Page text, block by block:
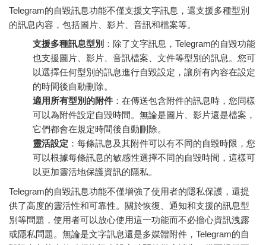
Telegram的自毀訊息功能不僅支援文字訊息，還支援多種型別
的訊息內容，包括圖片、影片、音訊和檔案等。
支援多種訊息型別 ：除了文字訊息，Telegram的自毀功能
也支援圖片、影片、音訊檔案、文件等型別的訊息。您可
以選擇任何型別的訊息進行自毀設定，讓所有內容在設定
的時間後自動刪除。
適用所有型別的附件 ：在傳送包含附件的訊息時，您同樣
可以為附件設定自毀時間。無論是圖片、影片還是檔案，
它們都會在規定時間後自動刪除。
靈活設定 ：每條訊息及其附件可以有不同的自毀時限，您
可以根據每條訊息的敏感性選擇不同的自毀時間，這樣可
以更加靈活地保護資訊的隱私。
Telegram的自毀訊息功能不僅增強了使用者的隱私保護，還提
供了高度的靈活性和可靠性。關於恢復、通知和支援的訊息型
別等問題，使用者可以放心使用這一功能而不必擔心資訊洩露
或隱私問題。無論是文字訊息還是多媒體附件，Telegram的自